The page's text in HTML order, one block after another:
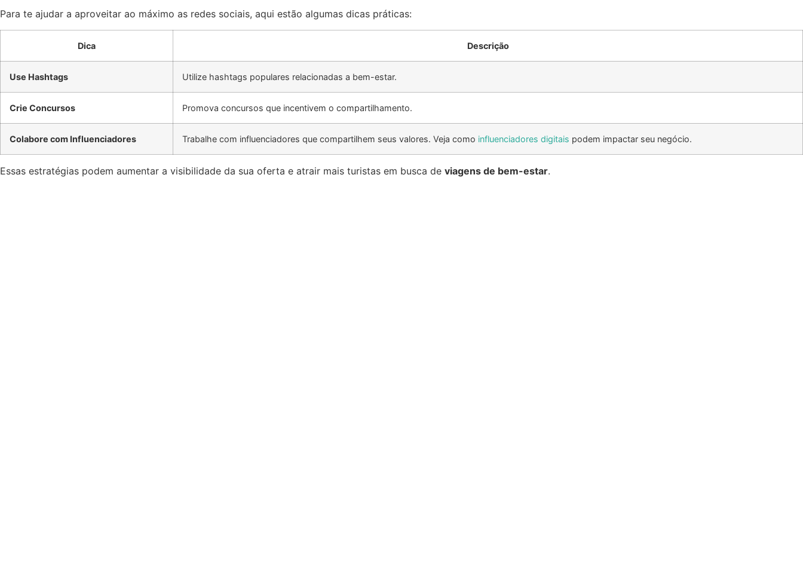
Para te ajudar a aproveitar ao máximo as redes sociais, aqui estão algumas dicas práticas:
Dica Descrição
Use Hashtags Utilize hashtags populares relacionadas a bem-estar.
Crie Concursos Promova concursos que incentivem o compartilhamento.
Colabore com Influenciadores Trabalhe com influenciadores que compartilhem seus valores. Veja como influenciadores digitais podem impactar seu negócio.
Essas estratégias podem aumentar a visibilidade da sua oferta e atrair mais turistas em busca de viagens de bem-estar.